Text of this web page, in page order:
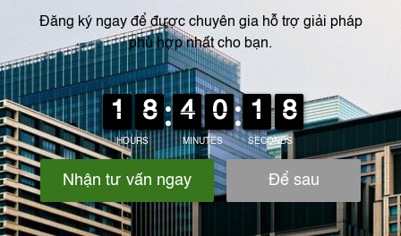
– Trụ sở chính: Số nhà 11, ngách 111/43, đường 72, Thôn Ngãi
Cầu, Xã An Khánh, Huyện Hoài Đức, Thành phố Hà Nội, Việt
Nam
– Nhà xưởng sản xuất: số 520, đường 72, An Khánh, Hoài Đức,
Hà Nội ( Nằm trong nhà máy gạch Hữu Hưng)
– Hotline,Zalo: 0975.360.629
– Email:sales.ipfvietnam@gmail.com